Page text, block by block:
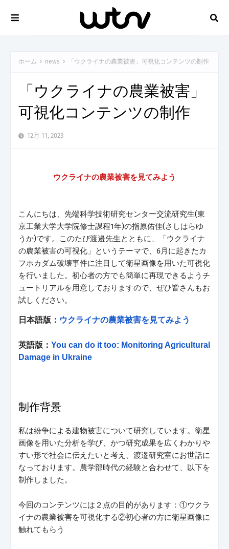
ホーム news 「ウクライナの農業被害」可視化コンテンツの制作
「ウクライナの農業被害」
可視化コンテンツの制作
12月 11, 2023
ウクライナの農業被害を見てみよう
こんにちは、先端科学技術研究センター交流研究生(東
京工業大学大学院修士課程1年)の指原佑佳(さしはらゆ
うか)です。このたび渡邉先生とともに、「ウクライナ
の農業被害の可視化」というテーマで、6月に起きたカ
フホカダム破壊事件に注目して衛星画像を用いた可視化
を行いました。初心者の方でも簡単に再現できるようチ
ュートリアルを用意しておりますので、ぜひ皆さんもお
試しください。
日本語版： ウクライナの農業被害を見てみよう
英語版： You can do it too: Monitoring Agricultural
Damage in Ukraine
制作背景
私は紛争による建物被害について研究しています。衛星
画像を用いた分析を学び、かつ研究成果を広くわかりや
すい形で社会に伝えたいと考え、渡邉研究室にお世話に
なっております。農学部時代の経験と合わせて、以下を
制作しました。
今回のコンテンツには２点の目的があります：①ウクラ
イナの農業被害を可視化する②初心者の方に衛星画像に
触れてもらう